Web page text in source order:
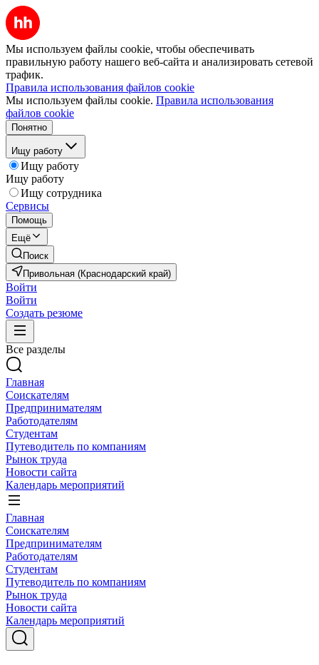
Мы используем файлы cookie, чтобы обеспечивать
правильную работу нашего веб-сайта и анализировать сетевой
трафик.
Правила использования файлов cookie
Мы используем файлы cookie. Правила использования
файлов cookie
Понятно
Ищу работу
Ищу работу
Ищу работу
Ищу сотрудника
Сервисы
Помощь
Ещё
Поиск
Привольная (Краснодарский край)
Войти
Войти
Создать резюме
Все разделы
Главная
Соискателям
Предпринимателям
Работодателям
Студентам
Путеводитель по компаниям
Рынок труда
Новости сайта
Календарь мероприятий
Главная
Соискателям
Предпринимателям
Работодателям
Студентам
Путеводитель по компаниям
Рынок труда
Новости сайта
Календарь мероприятий